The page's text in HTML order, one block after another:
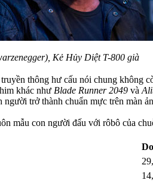
Kẻ Hủy Diệt T-800 già
thông hư cấu nói chung
khác như Blade Runner 2049 và
trở thành chuẩn mực trên màn
mẫu con người đấu với rôbô của